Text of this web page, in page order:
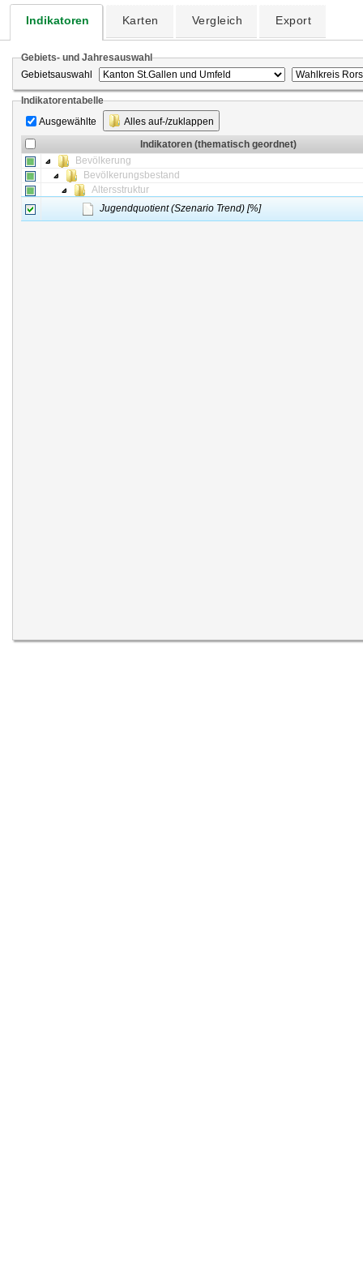
Indikatoren Karten Vergleich Export
Gebiets- und Jahresauswahl
Gebietsauswahl
Indikatorentabelle
Ausgewählte
Alles auf-/zuklappen
Indikatoren (thematisch geordnet)
Bevölkerung
Bevölkerungsbestand
Altersstruktur
Jugendquotient (Szenario Trend) [%]